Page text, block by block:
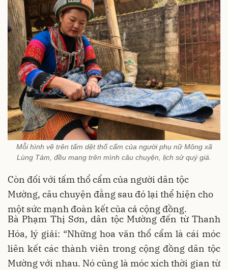
Mỗi hình vẽ trên tấm dệt thổ cẩm của người phụ nữ Mông xã
Lùng Tám, đều mang trên mình câu chuyện, lịch sử quý giá.
Còn đối với tấm thổ cẩm của người dân tộc
Mường, câu chuyện đằng sau đó lại thể hiện cho
một sức mạnh đoàn kết của cả cộng đồng.
Bà Phạm Thị Sơn, dân tộc Mường đến từ Thanh
Hóa, lý giải: “Những hoa văn thổ cẩm là cái móc
liên kết các thành viên trong cộng đồng dân tộc
Mường với nhau. Nó cũng là móc xích thời gian từ